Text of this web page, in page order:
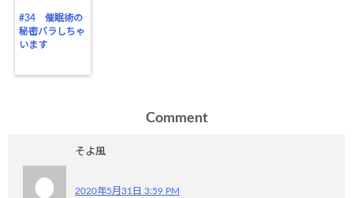
#34 催眠術の
秘密バラしちゃ
います
Comment
そよ風
2020年5月31日 3:59 PM